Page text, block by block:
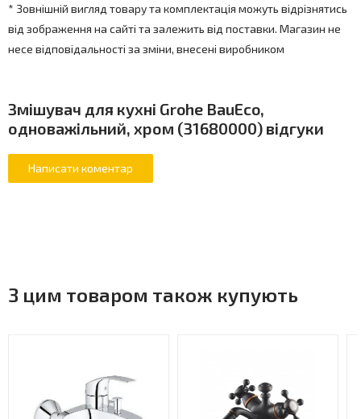
* Зовнішній вигляд товару та комплектація можуть відрізнятись
від зображення на сайті та залежить від поставки. Магазин не
несе відповідальності за зміни, внесені виробником
Змішувач для кухні Grohe BauEco,
одноважільний, хром (31680000) відгуки
З цим товаром також купують